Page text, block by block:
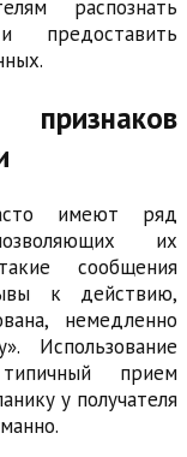
распознать
предоставить
имеют ряд
их
сообщения
к действию,
немедленно
Использование
прием
у получателя